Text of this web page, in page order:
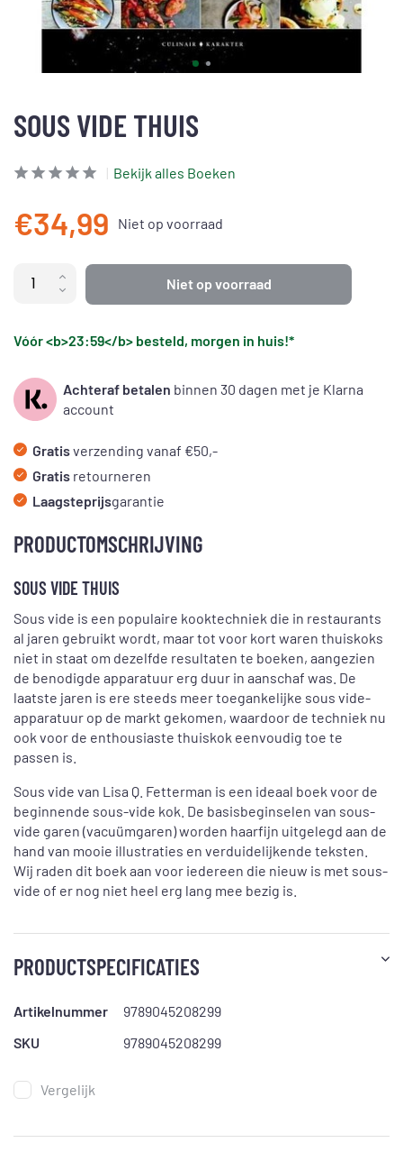
SOUS VIDE THUIS
Bekijk alles Boeken
€34,99 Niet op voorraad
Niet op voorraad
Vóór <b>23:59</b> besteld, morgen in huis!*
Achteraf betalen binnen 30 dagen met je Klarna
account
Gratisverzending vanaf €50,-
Gratis retourneren
Laagsteprijsgarantie
PRODUCTOMSCHRIJVING
SOUS VIDE THUIS
Sous vide is een populaire kooktechniek die in restaurants
al jaren gebruikt wordt, maar tot voor kort waren thuiskoks
niet in staat om dezelfde resultaten te boeken, aangezien
de benodigde apparatuur erg duur in aanschaf was. De
laatste jaren is ere steeds meer toegankelijke sous vide-
apparatuur op de markt gekomen, waardoor de techniek nu
ook voor de enthousiaste thuiskok eenvoudig toe te
passen is.
Sous vide van Lisa Q. Fetterman is een ideaal boek voor de
beginnende sous-vide kok. De basisbeginselen van sous-
vide garen (vacuümgaren) worden haarfijn uitgelegd aan de
hand van mooie illustraties en verduidelijkende teksten.
Wij raden dit boek aan voor iedereen die nieuw is met sous-
vide of er nog niet heel erg lang mee bezig is.
PRODUCTSPECIFICATIES
Artikelnummer
9789045208299
SKU
9789045208299
Vergelijk